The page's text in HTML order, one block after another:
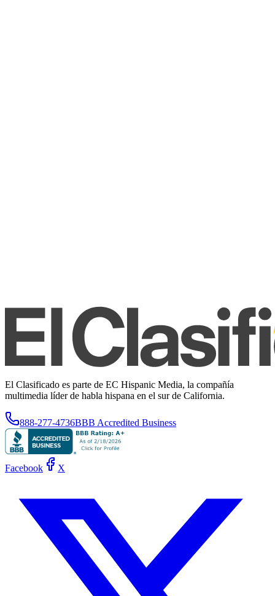
El Clasificado es parte de EC Hispanic Media, la compañía
multimedia líder de habla hispana en el sur de California.
888-277-4736BBB Accredited Business
Facebook X